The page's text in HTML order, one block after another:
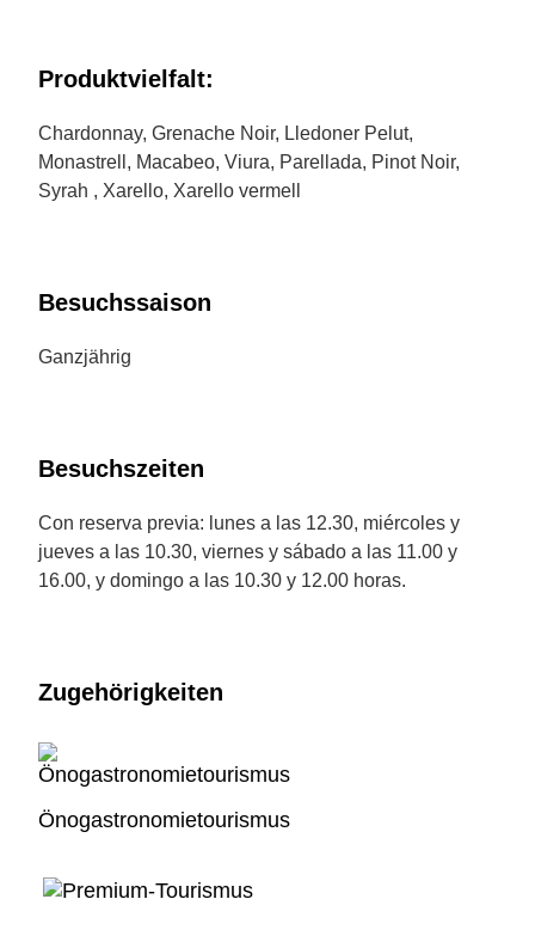
Produktvielfalt:
Chardonnay, Grenache Noir, Lledoner Pelut,
Monastrell, Macabeo, Viura, Parellada, Pinot Noir,
Syrah , Xarello, Xarello vermell
Besuchssaison
Ganzjährig
Besuchszeiten
Con reserva previa: lunes a las 12.30, miércoles y
jueves a las 10.30, viernes y sábado a las 11.00 y
16.00, y domingo a las 10.30 y 12.00 horas.
Zugehörigkeiten
Önogastronomietourismus